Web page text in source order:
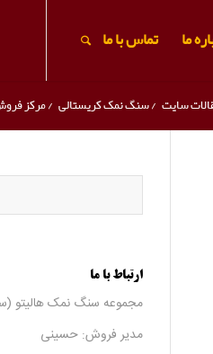
ما تماس با ما
سایت /سنگ نمک کریستالی /مرکز
ارتباط با ما
مجموعه سنگ نمک
مدیر فروش: حسینی